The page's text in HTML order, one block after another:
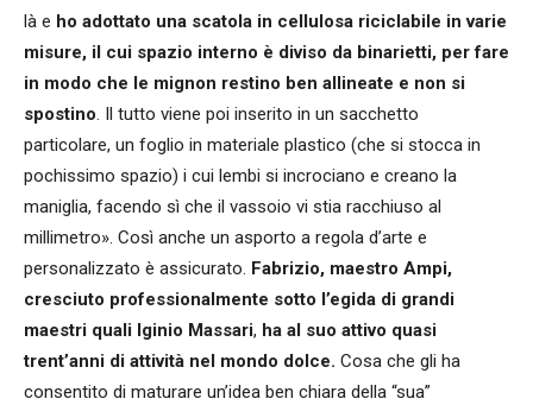
là e ho adottato una scatola in cellulosa riciclabile in varie
misure, il cui spazio interno è diviso da binarietti, per fare
in modo che le mignon restino ben allineate e non si
spostino. Il tutto viene poi inserito in un sacchetto
particolare, un foglio in materiale plastico (che si stocca in
pochissimo spazio) i cui lembi si incrociano e creano la
maniglia, facendo sì che il vassoio vi stia racchiuso al
millimetro». Così anche un asporto a regola d’arte e
personalizzato è assicurato. Fabrizio, maestro Ampi,
cresciuto professionalmente sotto l’egida di grandi
maestri quali Iginio Massari, ha al suo attivo quasi
trent’anni di attività nel mondo dolce. Cosa che gli ha
consentito di maturare un’idea ben chiara della “sua”